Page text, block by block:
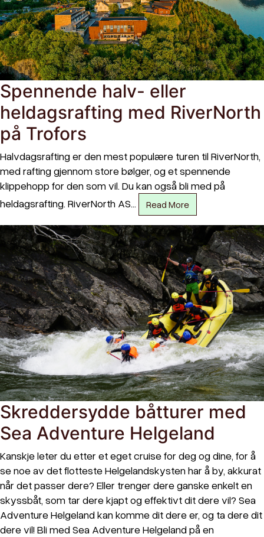
Spennende halv- eller
heldagsrafting med RiverNorth
på Trofors
Halvdagsrafting er den mest populære turen til RiverNorth,
med rafting gjennom store bølger, og et spennende
klippehopp for den som vil. Du kan også bli med på
heldagsrafting. RiverNorth AS…
Read More
Skreddersydde båtturer med
Sea Adventure Helgeland
Kanskje leter du etter et eget cruise for deg og dine, for å
se noe av det flotteste Helgelandskysten har å by, akkurat
når det passer dere? Eller trenger dere ganske enkelt en
skyssbåt, som tar dere kjapt og effektivt dit dere vil? Sea
Adventure Helgeland kan komme dit dere er, og ta dere dit
dere vil! Bli med Sea Adventure Helgeland på en